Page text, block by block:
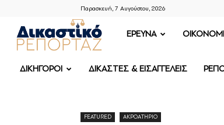
Παρασκευή, 7 Αυγούστου, 2026
ΔΙΚΑΣΤΙΚΟ
ΡΕΠΟΡΤΑΖ
ΕΡΕΥΝΑ
ΔΙΚΗΓΟΡΟΙ ΔΙΚΑΣΤΕΣ & ΕΙΣΑΓΓΕΛΕΙΣ
FEATURED ΑΚΡΟΑΤΗΡΙΟ